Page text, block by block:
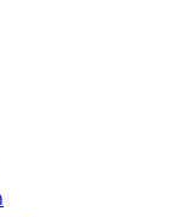
งกิ่งโคมไฟฟ้า
ทรอนิกส์ (e-
อนกรีตเสริมเหล็ก
สัมพันธ์ (ขึ้นเนิน
อิเล็กทรอนิกส์ (e-